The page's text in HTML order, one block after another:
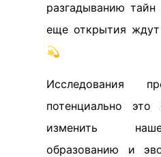
разгадыванию
еще открытия
💫
Исследования
потенциально
изменить
образованию и